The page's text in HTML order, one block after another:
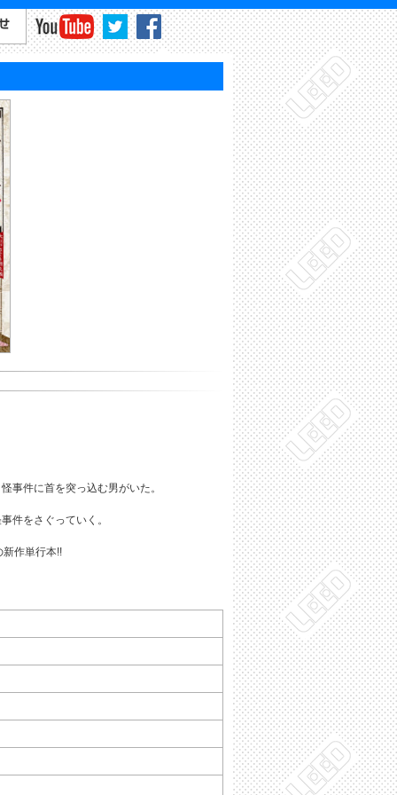
件に首を突っ込む男がいた。
件をさぐっていく。
作単行本!!